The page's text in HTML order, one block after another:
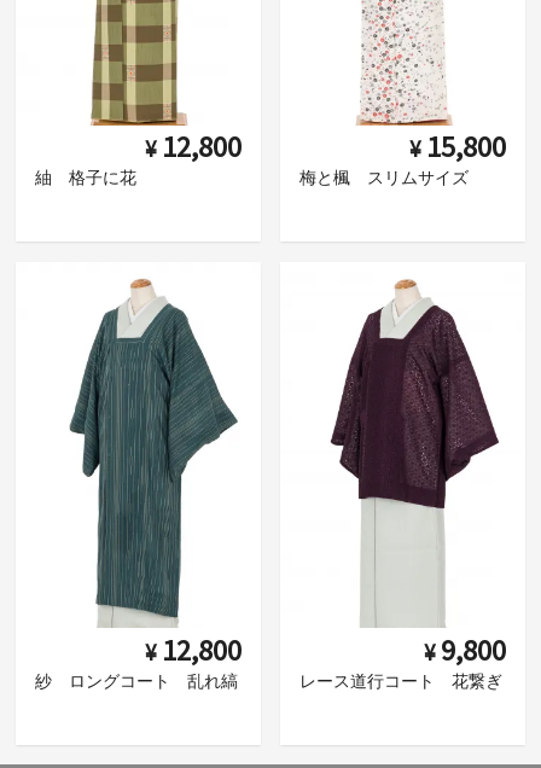
¥ 12,800
紬 格子に花
¥ 15,800
梅と楓 スリムサイズ
¥ 12,800
紗 ロングコート 乱れ縞
¥ 9,800
レース道行コート 花繋ぎ